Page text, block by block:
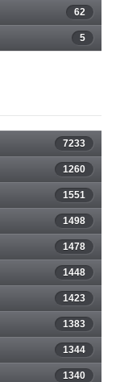
62
5
7233
1260
1551
1498
1478
1448
1423
1383
1344
1340